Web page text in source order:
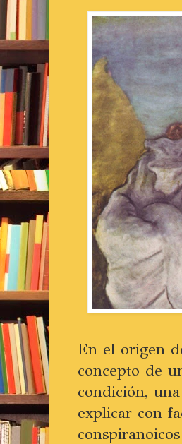
En el origen
concepto de
condición,
explicar con